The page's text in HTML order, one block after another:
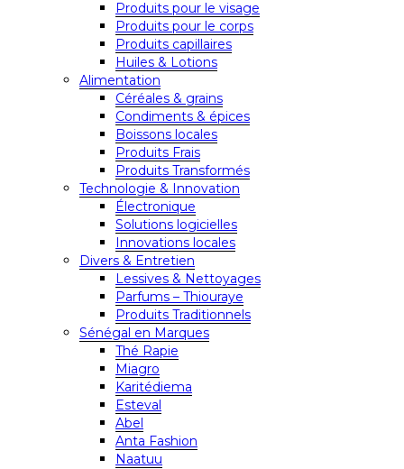
Produits pour le visage
Produits pour le corps
Produits capillaires
Huiles & Lotions
Alimentation
Céréales & grains
Condiments & épices
Boissons locales
Produits Frais
Produits Transformés
Technologie & Innovation
Électronique
Solutions logicielles
Innovations locales
Divers & Entretien
Lessives & Nettoyages
Parfums – Thiouraye
Produits Traditionnels
Sénégal en Marques
Thé Rapie
Miagro
Karitédiema
Esteval
Abel
Anta Fashion
Naatuu